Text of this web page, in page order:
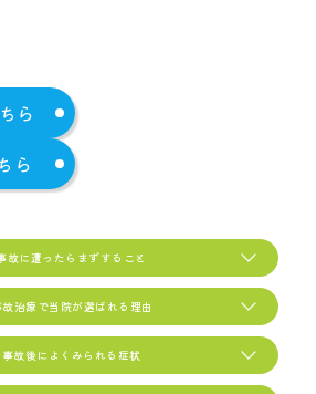
ら
ら
故に遭ったらまずすること
治療で当院が選ばれる理由
故後によくみられる症状